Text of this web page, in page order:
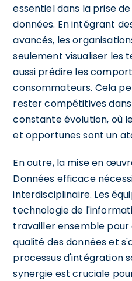
essentiel dans la prise
données. En intégrant
avancés, les
seulement visualiser les
aussi prédire les
consommateurs. Cela
rester compétitives
constante évolution, où
et opportunes sont un
En outre, la mise en
Données efficace
interdisciplinaire. Les
technologie de
travailler ensemble pour
qualité des données et
processus d'intégration
synergie est cruciale